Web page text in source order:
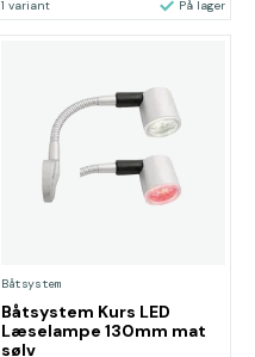
1 variant På lager
Båtsystem
Båtsystem Kurs LED
Læselampe 130mm mat
sølv